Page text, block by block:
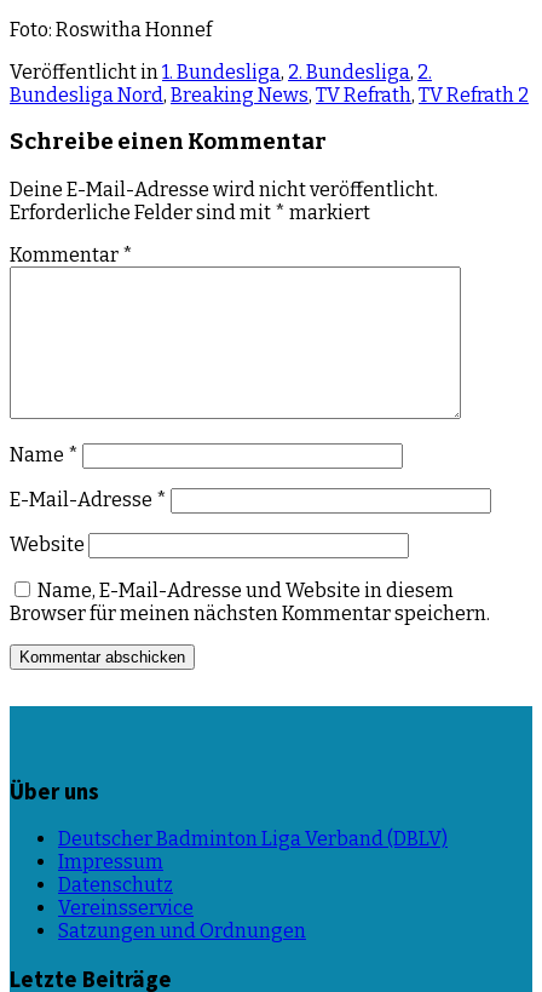
Foto: Roswitha Honnef
Veröffentlicht in 1. Bundesliga, 2. Bundesliga, 2.
Bundesliga Nord, Breaking News, TV Refrath, TV Refrath 2
Schreibe einen Kommentar
Deine E-Mail-Adresse wird nicht veröffentlicht.
Erforderliche Felder sind mit * markiert
Kommentar *
Name *
E-Mail-Adresse *
Website
Name, E-Mail-Adresse und Website in diesem
Browser für meinen nächsten Kommentar speichern.
Über uns
Deutscher Badminton Liga Verband (DBLV)
Impressum
Datenschutz
Vereinsservice
Satzungen und Ordnungen
Letzte Beiträge